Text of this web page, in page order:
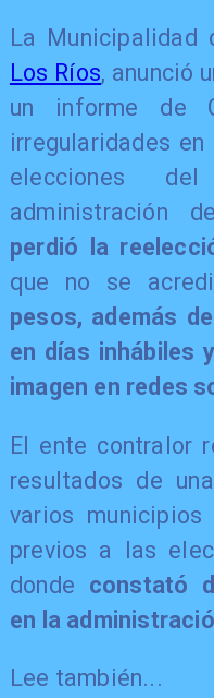
La Municipalidad
Los Ríos, anunció
un informe de
irregularidades
elecciones
administración
perdió la
que no se
pesos, además
en días inhábiles
imagen en redes
El ente contralor
resultados de
varios
previos a las
donde constató
en la
Lee también...